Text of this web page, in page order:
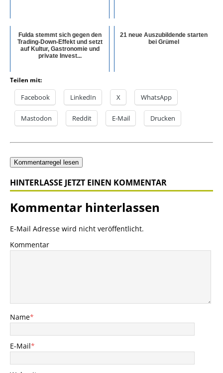
Fulda stemmt sich gegen den
Trading-Down-Effekt und setzt
auf Kultur, Gastronomie und
private Invest...
21 neue Auszubildende starten
bei Grümel
Teilen mit:
Facebook LinkedIn X WhatsApp
Mastodon Reddit E-Mail Drucken
Kommentarregel lesen
HINTERLASSE JETZT EINEN KOMMENTAR
Kommentar hinterlassen
E-Mail Adresse wird nicht veröffentlicht.
Kommentar
Name*
E-Mail*